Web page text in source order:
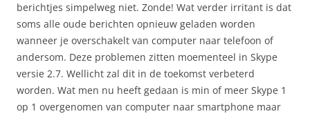
berichtjes simpelweg niet. Zonde! Wat verder irritant is dat
soms alle oude berichten opnieuw geladen worden
wanneer je overschakelt van computer naar telefoon of
andersom. Deze problemen zitten moementeel in Skype
versie 2.7. Wellicht zal dit in de toekomst verbeterd
worden. Wat men nu heeft gedaan is min of meer Skype 1
op 1 overgenomen van computer naar smartphone maar